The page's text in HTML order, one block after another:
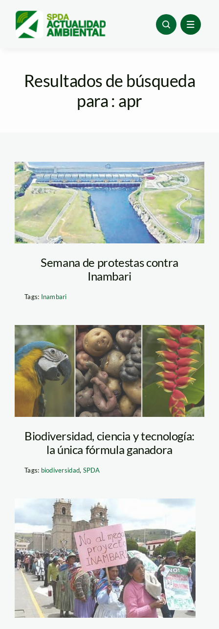
content
Resultados de búsqueda
para : apr
inambari_proyecto
Semana de protestas contra
Inambari
Tags: Inambari
biodiversidad_tm
Biodiversidad, ciencia y tecnología:
la única fórmula ganadora
Tags: biodiversidad, SPDA